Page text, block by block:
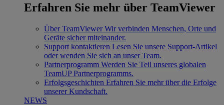
Erfahren Sie mehr über TeamViewer
Über TeamViewer Wir verbinden Menschen, Orte und
Geräte sicher miteinander.
Support kontaktieren Lesen Sie unsere Support-Artikel
oder wenden Sie sich an unser Team.
Partnerprogramm Werden Sie Teil unseres globalen
TeamUP Partnerprogramms.
Erfolgsgeschichten Erfahren Sie mehr über die Erfolge
unserer Kundschaft.
NEWS